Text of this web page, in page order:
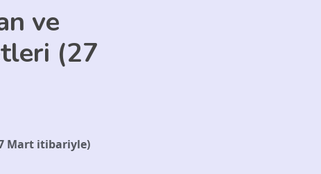
ve
(27
Mart itibariyle)